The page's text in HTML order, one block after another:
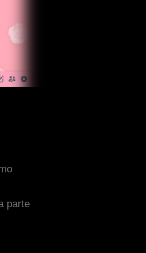
parte